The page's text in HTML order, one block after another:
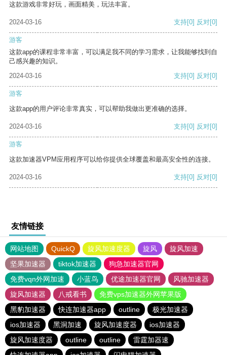
这款游戏非常好玩，画面精美，玩法丰富。
2024-03-16 支持[0] 反对[0]
游客
这款app的课程非常丰富，可以满足我不同的学习需求，让我能够找到自
己感兴趣的知识。
2024-03-16
支持[0] 反对[0]
游客
这款app的用户评论非常真实，可以帮助我做出更准确的选择。
2024-03-16 支持[0] 反对[0]
游客
这款加速器VPM应用程序可以给你提供全球覆盖和最高安全性的连接。
2024-03-16 支持[0] 反对[0]
友情链接
网站地图 QuickQ 旋风加速度器 旋风
旋风加速
坚果加速器
tiktok加速器
狗急加速器官网
免费vqn外网加速
小蓝鸟 优途加速器官网
风驰加速器
旋风加速器
八戒看书
免费vps加速器外网苹果版
黑豹加速器
快连加速器app outline
极光加速器
ios加速器
黑洞加速 旋风加速度器
ios加速器
旋风加速度器
outline outline
雷霆加器速